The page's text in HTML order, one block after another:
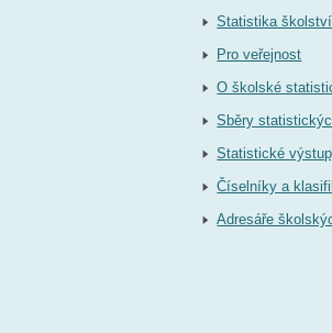
Statistika školství
Pro veřejnost
O školské
Sběry
Statistické
Číselníky a
Adresáře